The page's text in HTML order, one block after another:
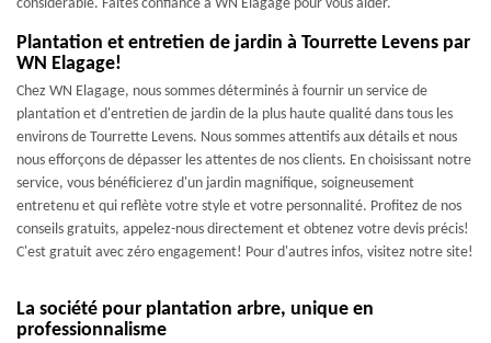
considérable. Faites confiance à WN Elagage pour vous aider.
Plantation et entretien de jardin à Tourrette Levens par
WN Elagage!
Chez WN Elagage, nous sommes déterminés à fournir un service de
plantation et d'entretien de jardin de la plus haute qualité dans tous les
environs de Tourrette Levens. Nous sommes attentifs aux détails et nous
nous efforçons de dépasser les attentes de nos clients. En choisissant notre
service, vous bénéficierez d'un jardin magnifique, soigneusement
entretenu et qui reflète votre style et votre personnalité. Profitez de nos
conseils gratuits, appelez-nous directement et obtenez votre devis précis!
C'est gratuit avec zéro engagement! Pour d'autres infos, visitez notre site!
La société pour plantation arbre, unique en
professionnalisme